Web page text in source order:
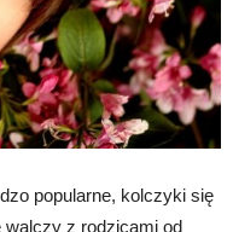
popularne, kolczyki się
z rodzicami od